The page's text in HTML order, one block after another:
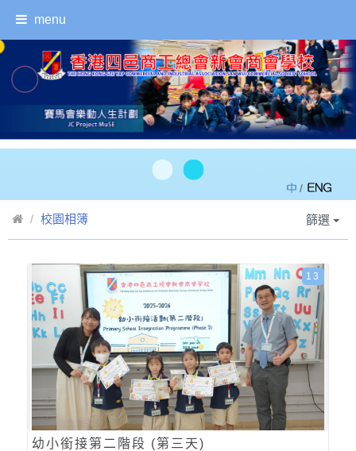
menu
/
校園相簿 篩選
幼小銜接第二階段 (第三天)
13